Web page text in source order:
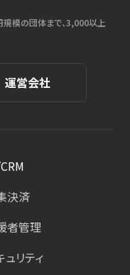
模の団体まで、3,000以上
運営会社
決済
者管理
ュリティ